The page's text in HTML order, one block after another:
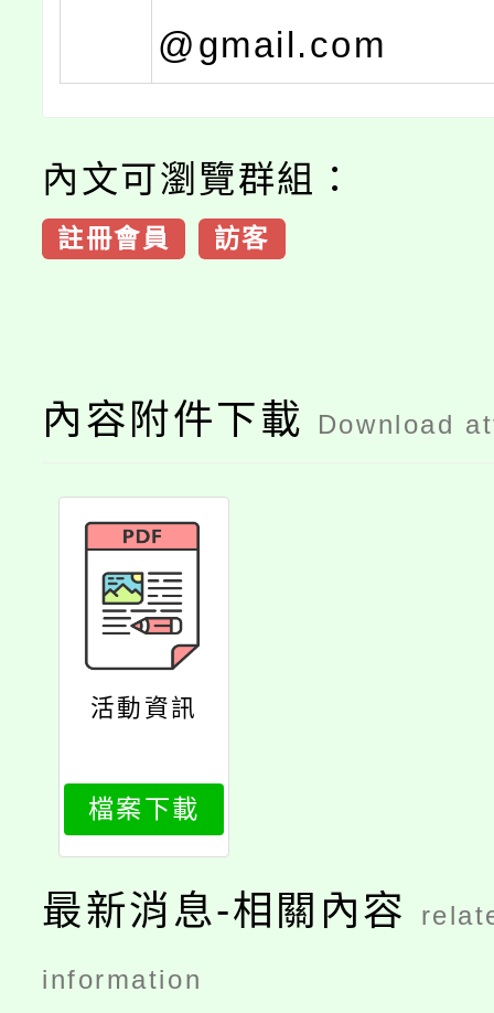
@gmail.com
內文可瀏覽群組：
註冊會員 訪客
內容附件下載 Download
活動資訊
檔案下載
最新消息-相關內容
information